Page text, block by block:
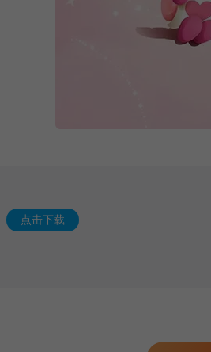
点击下载